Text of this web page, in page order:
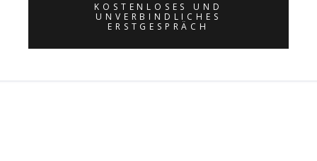
KOSTENLOSES UND
UNVERBINDLICHES
ERSTGESPRÄCH